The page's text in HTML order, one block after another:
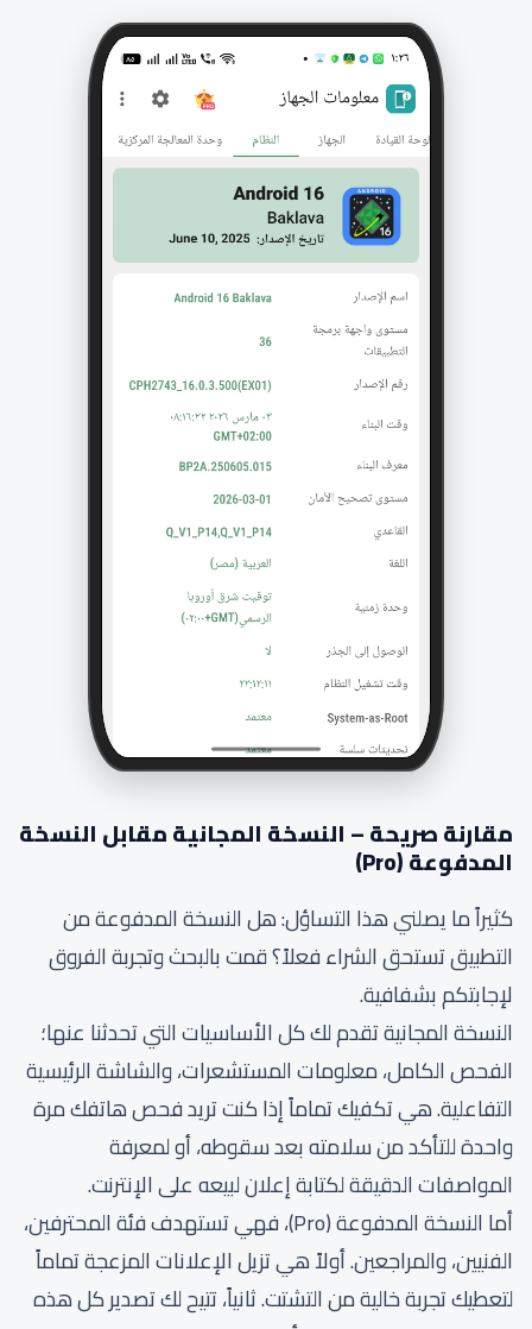
مقارنة صريحة – النسخة المجانية مقابل النسخة
المدفوعة (Pro)
كثيراً ما يصلني هذا التساؤل: هل النسخة المدفوعة من
التطبيق تستحق الشراء فعلاً؟ قمت بالبحث وتجربة الفروق
لإجابتكم بشفافية.
النسخة المجانية تقدم لك كل الأساسيات التي تحدثنا عنها؛
الفحص الكامل، معلومات المستشعرات، والشاشة الرئيسية
التفاعلية. هي تكفيك تماماً إذا كنت تريد فحص هاتفك مرة
واحدة للتأكد من سلامته بعد سقوطه، أو لمعرفة
المواصفات الدقيقة لكتابة إعلان لبيعه على الإنترنت.
أما النسخة المدفوعة (Pro)، فهي تستهدف فئة المحترفين،
الفنيين، والمراجعين. أولاً هي تزيل الإعلانات المزعجة تماماً
لتعطيك تجربة خالية من التشتت. ثانياً، تتيح لك تصدير كل هذه